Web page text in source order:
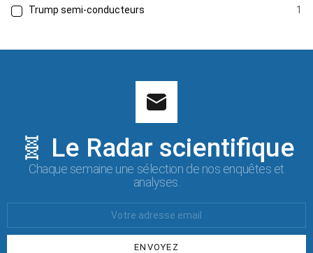
Trump semi-conducteurs
1
🧬 Le Radar scientifique
Chaque semaine une sélection de nos enquêtes et
analyses.
: